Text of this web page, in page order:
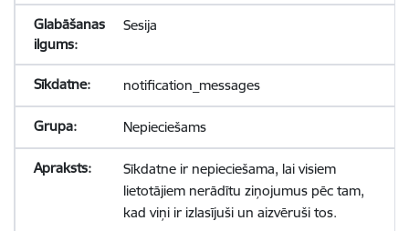
Sesija
notification_messages
Nepieciešams
Sīkdatne ir nepieciešama, lai visiem
lietotājiem nerādītu ziņojumus pēc tam,
kad viņi ir izlasījuši un aizvēruši tos.